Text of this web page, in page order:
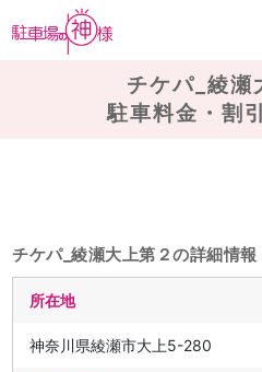
チケパ_綾瀬
駐車料金・割
チケパ_綾瀬大上第２の詳細情報
所在地
神奈川県綾瀬市大上5-280